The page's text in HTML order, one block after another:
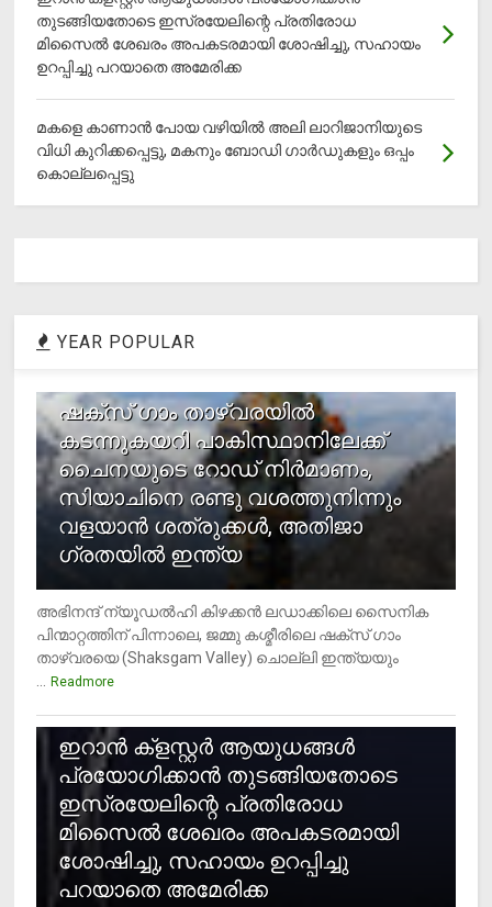
തുടങ്ങിയതോടെ ഇസ്രയേലിന്റെ പ്രതിരോധ
മിസൈല്‍ ശേഖരം അപകടരമായി ശോഷിച്ചു, സഹായം
ഉറപ്പിച്ചു പറയാതെ അമേരിക്ക
മകളെ കാണാന്‍ പോയ വഴിയില്‍ അലി ലാറിജാനിയുടെ
വിധി കുറിക്കപ്പെട്ടു, മകനും ബോഡി ഗാര്‍ഡുകളും ഒപ്പം
കൊല്ലപ്പെട്ടു
YEAR POPULAR
ഷക്സ് ​ഗാം താഴ്‌വരയിൽ
കടന്നുകയറി പാകിസ്ഥാനിലേക്ക്
ചൈനയുടെ റോഡ് നിർമാണം,
സിയാചിനെ രണ്ടു വശത്തുനിന്നും
വളയാൻ ശത്രുക്കൾ, അതിജാ​
ഗ്രതയിൽ ഇന്ത്യ
അഭിനന്ദ് ന്യൂഡൽഹി കിഴക്കൻ ലഡാക്കിലെ സൈനിക
പിന്മാറ്റത്തിന് പിന്നാലെ, ജമ്മു കശ്മീരിലെ ഷക്സ് ​ഗാം
താഴ്‌വരയെ (Shaksgam Valley) ചൊല്ലി ഇന്ത്യയും
... Readmore
ഇറാന്‍ ക്‌ളസ്റ്റര്‍ ആയുധങ്ങള്‍
പ്രയോഗിക്കാന്‍ തുടങ്ങിയതോടെ
ഇസ്രയേലിന്റെ പ്രതിരോധ
മിസൈല്‍ ശേഖരം അപകടരമായി
ശോഷിച്ചു, സഹായം ഉറപ്പിച്ചു
പറയാതെ അമേരിക്ക